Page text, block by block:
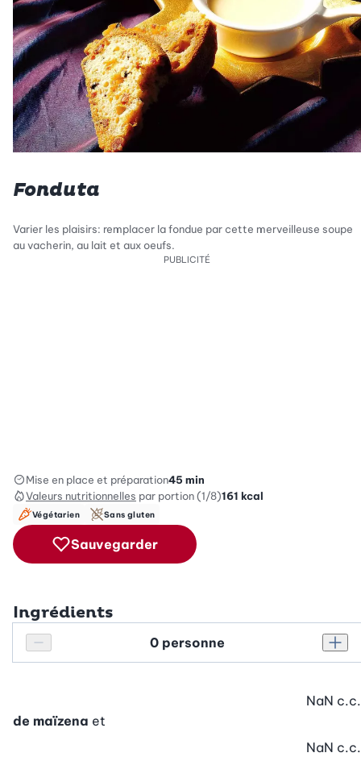
Fonduta
Varier les plaisirs: remplacer la fondue par cette merveilleuse soupe
au vacherin, au lait et aux oeufs.
PUBLICITÉ
Mise en place et préparation45 min
Valeurs nutritionnelles par portion (1/8)161 kcal
Végétarien Sans gluten
Sauvegarder
Ingrédients
Réduire le nombre de personnes
Personnes
de maïzena et
NaN c.c.
NaN c.c.